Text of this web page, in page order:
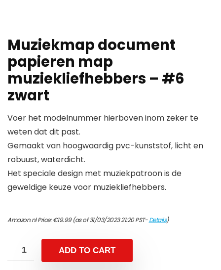
Muziekmap document
papieren map
muziekliefhebbers – #6
zwart
Voer het modelnummer hierboven inom zeker te
weten dat dit past.
Gemaakt van hoogwaardig pvc-kunststof, licht en
robuust, waterdicht.
Het speciale design met muziekpatroon is de
geweldige keuze voor muziekliefhebbers.
Amazon.nl Price:€19.99(as of 31/03/2023 21:20 PST-Details)
ADD TO CART